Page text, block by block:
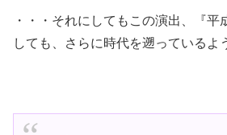
・・・それにしてもこの演出、『平
しても、さらに時代を遡っているよ